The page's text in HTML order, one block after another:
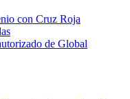
con Cruz Roja
de Global